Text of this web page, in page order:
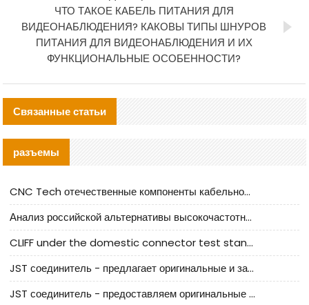
ЧТО ТАКОЕ КАБЕЛЬ ПИТАНИЯ ДЛЯ
ВИДЕОНАБЛЮДЕНИЯ? КАКОВЫ ТИПЫ ШНУРОВ
ПИТАНИЯ ДЛЯ ВИДЕОНАБЛЮДЕНИЯ И ИХ
ФУНКЦИОНАЛЬНЫЕ ОСОБЕННОСТИ?
Связанные статьи
разъемы
CNC Tech отечественные компоненты кабельной арматуры оценка и руководство по производственному внедрению
Анализ российской альтернативы высокочастотных кабельных колодцев I-PEX
CLIFF under the domestic connector test standard update
JST соединитель - предлагает оригинальные и заменяющие JST NSHR-02V-S соединители
JST соединитель - предоставляем оригинальные JST GHR-09V-S соединители и их аналоги